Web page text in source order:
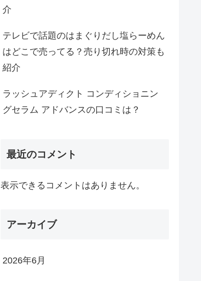
介
テレビで話題のはまぐりだし塩らーめん
はどこで売ってる？売り切れ時の対策も
紹介
ラッシュアディクト コンディショニン
グセラム アドバンスの口コミは？
最近のコメント
表示できるコメントはありません。
アーカイブ
2026年6月